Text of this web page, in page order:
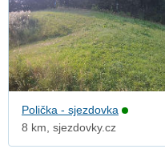
Polička - sjezdovka
8 km, sjezdovky.cz